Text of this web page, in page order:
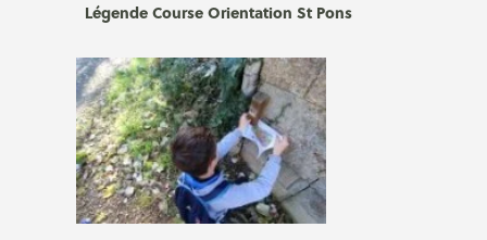
Légende Course Orientation St Pons